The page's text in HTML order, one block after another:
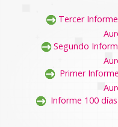
Tercer
Segundo
Primer
Informe 100